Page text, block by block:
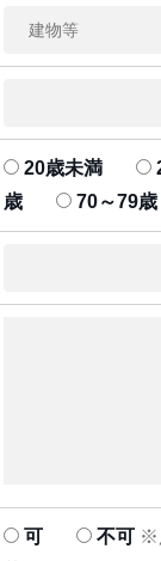
20歳未満
歳
70～79歳
可 不可 ※